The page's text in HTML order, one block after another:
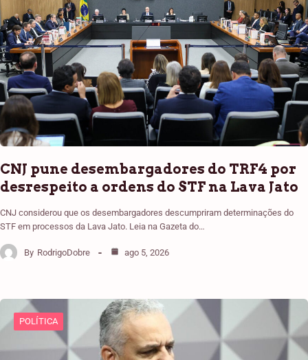
CNJ pune desembargadores do TRF4 por
desrespeito a ordens do STF na Lava Jato
CNJ considerou que os desembargadores descumpriram determinações do
STF em processos da Lava Jato. Leia na Gazeta do…
By RodrigoDobre ago 5, 2026
POLÍTICA